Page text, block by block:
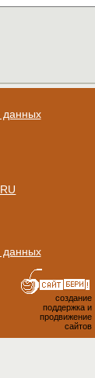
данных
данных
создание
поддержка и
продвижение
сайтов